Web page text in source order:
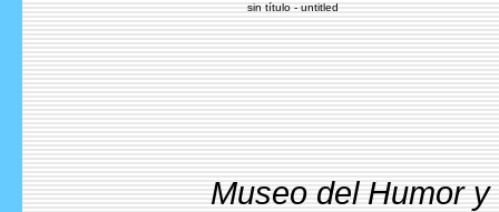
sin título - untitled
Museo del Humor